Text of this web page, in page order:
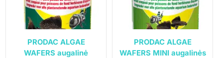
PRODAC ALGAE
WAFERS augalinė
PRODAC ALGAE
WAFERS MINI augalinės